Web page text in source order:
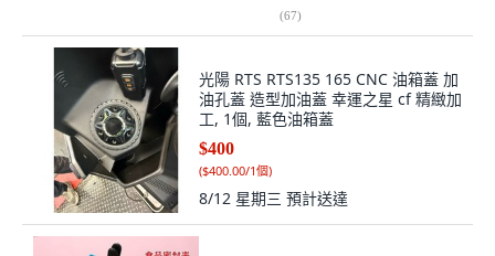
(67)
光陽 RTS RTS135 165 CNC 油箱蓋 加
油孔蓋 造型加油蓋 幸運之星 cf 精緻加
工, 1個, 藍色油箱蓋
$400
($400.00/1個)
8/12 星期三 預計送達